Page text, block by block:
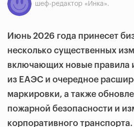
шеф-редактор «Инка».
Июнь 2026 года принесет
несколько существенных
включающих новые правила
из ЕАЭС и очередное
маркировки, а также
пожарной безопасности и
корпоративного транспорта.